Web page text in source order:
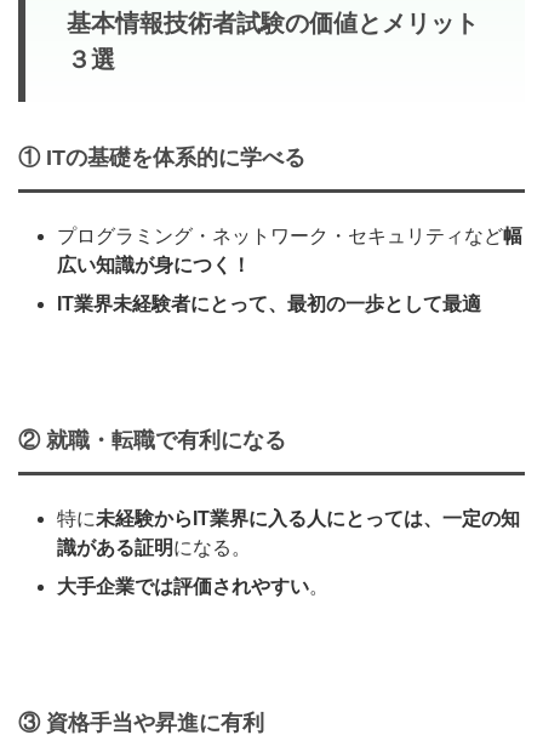
基本情報技術者試験の価値とメリット
３選
① ITの基礎を体系的に学べる
プログラミング・ネットワーク・セキュリティなど幅
広い知識が身につく！
IT業界未経験者にとって、最初の一歩として最適
② 就職・転職で有利になる
特に未経験からIT業界に入る人にとっては、一定の知
識がある証明になる。
大手企業では評価されやすい。
③ 資格手当や昇進に有利